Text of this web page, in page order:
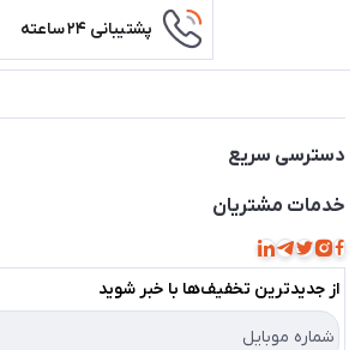
پشتیبانی ۲۴ ساعته
دسترسی سریع
حساب کاربری
مجله فروشگاه
لیست محصولات
درباره ما
خدمات مشتریان
قوانین و مقررات
حریم خصوصی
راهنما
از جدید‌ترین تخفیف‌ها با‌ خبر شوید